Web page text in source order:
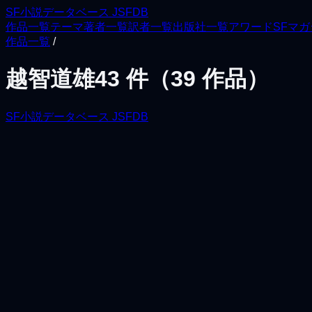
SF小説データベース JSFDB
作品一覧テーマ著者一覧訳者一覧出版社一覧アワードSFマガ
作品一覧 /
越智道雄43 件（39 作品）
SF小説データベース JSFDB